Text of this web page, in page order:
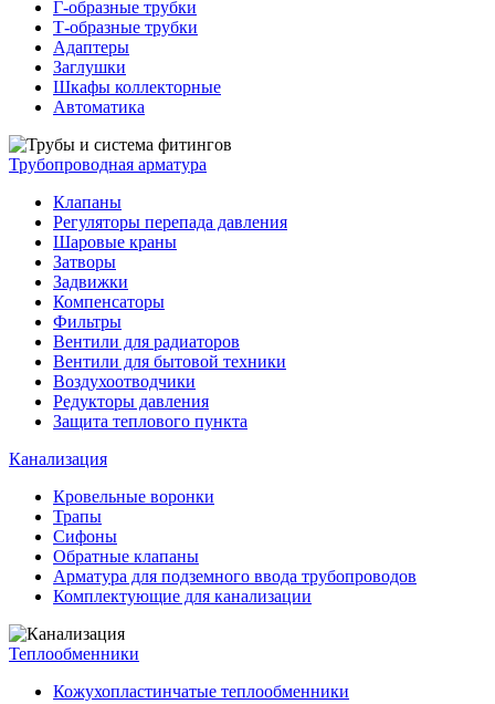
Г-образные трубки
Т-образные трубки
Адаптеры
Заглушки
Шкафы коллекторные
Автоматика
Трубопроводная арматура
Клапаны
Регуляторы перепада давления
Шаровые краны
Затворы
Задвижки
Компенсаторы
Фильтры
Вентили для радиаторов
Вентили для бытовой техники
Воздухоотводчики
Редукторы давления
Защита теплового пункта
Канализация
Кровельные воронки
Трапы
Сифоны
Обратные клапаны
Арматура для подземного ввода трубопроводов
Комплектующие для канализации
Теплообменники
Кожухопластинчатые теплообменники